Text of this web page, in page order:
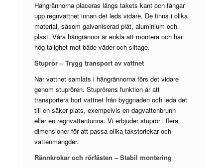
Hängrännorna placeras längs takets kant och fångar
upp regnvattnet innan det leds vidare. De finns i olika
material, såsom galvaniserad plåt, aluminium och
plast. Våra hängrännor är enkla att montera och har
hög tålighet mot både väder och slitage.
Stuprör – Trygg transport av vattnet
När vattnet samlats i hängrännorna förs det vidare
genom stuprören. Stuprörens funktion är att
transportera bort vattnet från byggnaden och leda det
till en säker plats, exempelvis en dagvattenbrunn
eller en regnvattentunna. Vi erbjuder stuprör i flera
dimensioner för att passa olika takstorlekar och
vattenmängder.
Rännkrokar och rörfästen – Stabil montering